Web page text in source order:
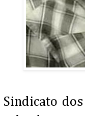
Sindicato